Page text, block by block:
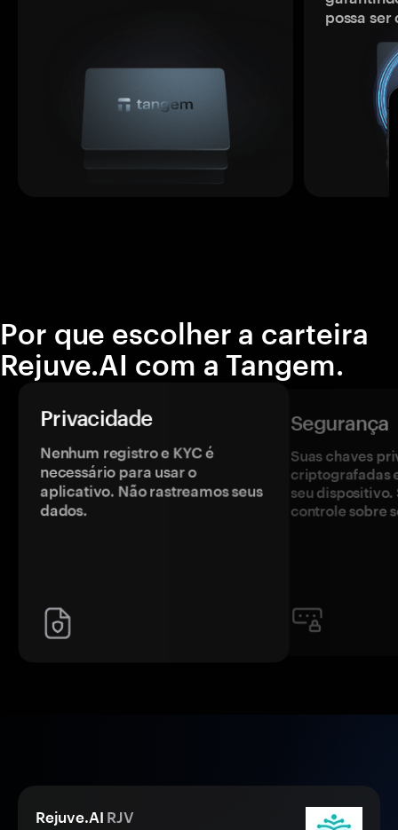
possa
Por que escolher a carteira
Rejuve.AI com a Tangem.
Privacidade
Nenhum registro e KYC é
necessário para usar o
aplicativo. Não rastreamos seus
dados.
Segurança
Suas chaves
criptografadas
seu dispositivo.
controle sobre
Rejuve.AI RJV